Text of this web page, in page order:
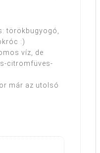
törökbugyogó,
:)
víz, de
citromfüves-
már az utolsó